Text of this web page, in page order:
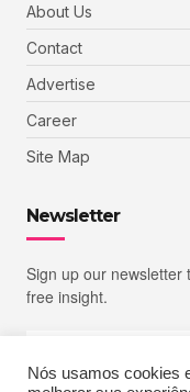
About Us
Contact
Advertise
Career
Site Map
Newsletter
Sign up our newsletter
free insight.
Nós usamos cookies